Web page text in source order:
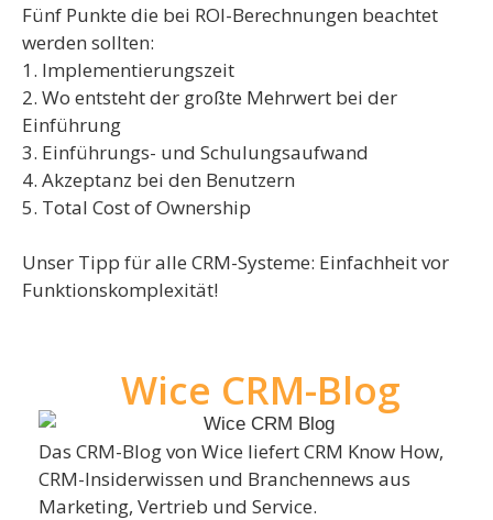
Fünf Punkte die bei ROI-Berechnungen beachtet
werden sollten:
1. Implementierungszeit
2. Wo entsteht der großte Mehrwert bei der
Einführung
3. Einführungs- und Schulungsaufwand
4. Akzeptanz bei den Benutzern
5. Total Cost of Ownership
Unser Tipp für alle CRM-Systeme: Einfachheit vor
Funktionskomplexität!
Wice CRM-Blog
Das CRM-Blog von Wice liefert CRM Know How,
CRM-Insiderwissen und Branchennews aus
Marketing, Vertrieb und Service.